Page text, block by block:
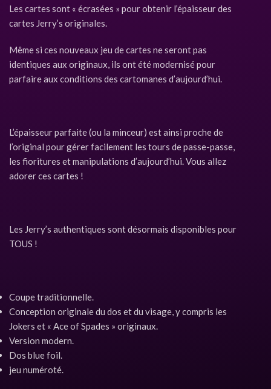
Les cartes sont « écrasées » pour obtenir l’épaisseur des
cartes Jerry’s originales.
Même si ces nouveaux jeu de cartes ne seront pas
identiques aux originaux, ils ont été modernisé pour
parfaire aux conditions des cartomanes d’aujourd’hui.
L’épaisseur parfaite (ou la minceur) est ainsi proche de
l’original pour gérer facilement les tours de passe-passe,
les fioritures et manipulations d’aujourd’hui. Vous allez
adorer ces cartes !
Les Jerry’s authentiques sont désormais disponibles pour
TOUS !
Coupe traditionnelle.
Conception originale du dos et du visage, y compris les
Jokers et « Ace of Spades » originaux.
Version modern.
Dos blue foil.
jeu numéroté.